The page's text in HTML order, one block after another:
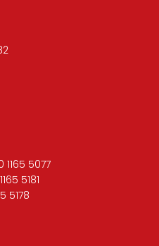
1165 5077
5181
5178